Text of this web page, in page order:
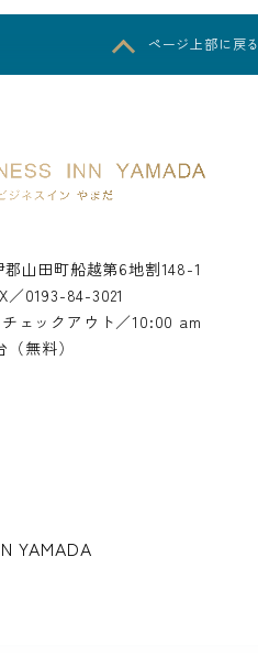
ページ上部に戻る
山田町船越第6地割148-1
／0193-84-3021
ェックアウト／10:00 am
無料）
YAMADA